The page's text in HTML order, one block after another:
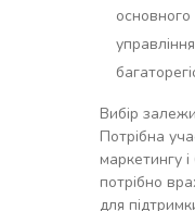
Вибір
Потрібна
маркетингу
потрібно
для